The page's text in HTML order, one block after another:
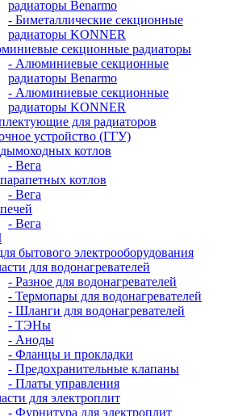
радиаторы Benarmo
- Биметаллические секционные
радиаторы KONNER
секционные радиаторы
- Алюминиевые секционные
радиаторы Benarmo
- Алюминиевые секционные
радиаторы KONNER
для радиаторов
устройство (ГГУ)
котлов
- Вега
котлов
- Вега
- Вега
бытового электрооборудования
для водонагревателей
- Разное для водонагревателей
- Термопары для водонагревателей
- Шланги для водонагревателей
- ТЭНы
- Аноды
- Фланцы и прокладки
- Предохранительные клапаны
- Платы управления
для электроплит
- Фурнитура для электроплит